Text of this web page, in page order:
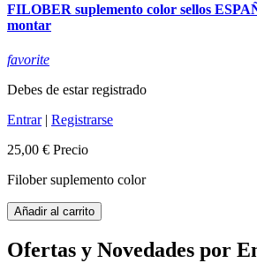
FILOBER suplemento color sellos
montar
favorite
Debes de estar registrado
Entrar| Registrarse
25,00 € Precio
Filober suplemento color
Añadir al carrito
Ofertas y Novedades por